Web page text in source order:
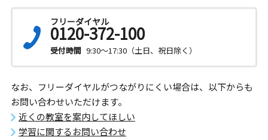
フリーダイヤル
0120-372-100
受付時間 9:30～17:30（土日、祝日除く）
なお、フリーダイヤルがつながりにくい場合は、以下からも
お問い合わせいただけます。
近くの教室を案内してほしい
学習に関するお問い合わせ